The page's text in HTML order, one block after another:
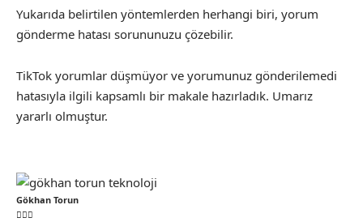
Yukarıda belirtilen yöntemlerden herhangi biri, yorum
gönderme hatası sorununuzu çözebilir.
TikTok yorumlar düşmüyor ve yorumunuz gönderilemedi
hatasıyla ilgili kapsamlı bir makale hazırladık. Umarız
yararlı olmuştur.
Gökhan Torun